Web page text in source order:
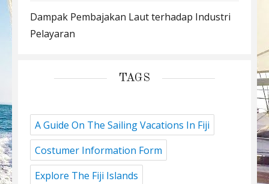
Dampak Pembajakan Laut terhadap Industri
Pelayaran
TAGS
A Guide On The Sailing Vacations In Fiji
Costumer Information Form
Explore The Fiji Islands